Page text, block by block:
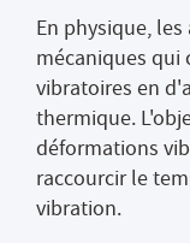
En physique,
mécaniques qui
vibratoires en
thermique.
déformations
raccourcir le
vibration.